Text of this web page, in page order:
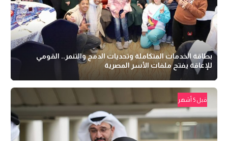
بطاقة الخدمات المتكاملة وتحديات الدمج والتنمر.. القومي
للإعاقة يفتح ملفات الأسر المصرية
قبل 5 أشهر